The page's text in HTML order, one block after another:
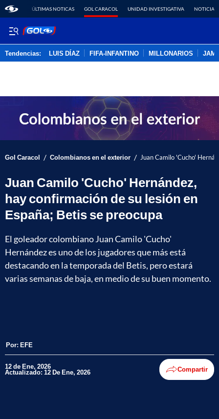
ÚLTIMAS NOTICAS GOL CARACOL UNIDAD INVESTIGATIVA NOTICIAS
Tendencias: LUIS DÍAZ FIFA-INFANTINO MILLONARIOS
Gol Caracol / Colombianos en el exterior / Juan Camilo 'Cucho'
Juan Camilo 'Cucho' Hernández,
hay confirmación de su lesión en
España; Betis se preocupa
El goleador colombiano Juan Camilo 'Cucho'
Hernández es uno de los jugadores que más está
destacando en la temporada del Betis, pero estará
varias semanas de baja, en medio de su buen momento.
Por: EFE
12 de Ene, 2026
Actualizado: 12 De Ene, 2026 Compartir